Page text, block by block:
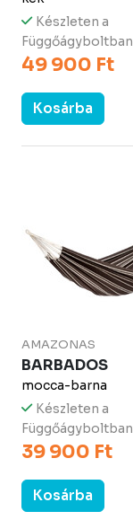
Készleten a
Függőágyboltban
49 900 Ft
Kosárba
AMAZONAS
BARBADOS
mocca-barna
Készleten a
Függőágyboltban
39 900 Ft
Kosárba